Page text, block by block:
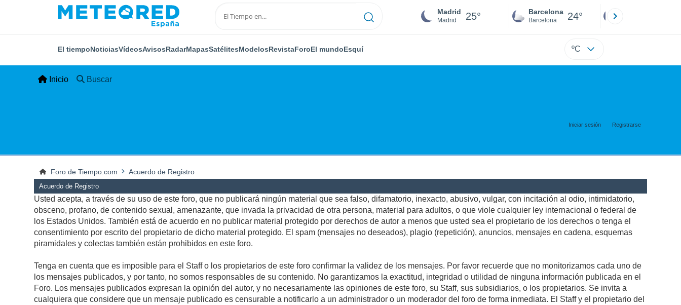
Madrid
Madrid 25° Barcelona
Barcelona 24°
El tiempoNoticiasVídeosAvisosRadarMapasSatélitesModelosRevistaForoEl mundoEsquí ºC
Inicio Buscar
Iniciar sesión Registrarse
Foro de Tiempo.com Acuerdo de Registro
Acuerdo de Registro
Usted acepta, a través de su uso de este foro, que no publicará ningún material que sea falso, difamatorio, inexacto, abusivo, vulgar, con incitación al odio, intimidatorio,
obsceno, profano, de contenido sexual, amenazante, que invada la privacidad de otra persona, material para adultos, o que viole cualquier ley internacional o federal de
los Estados Unidos. También está de acuerdo en no publicar material protegido por derechos de autor a menos que usted sea el propietario de los derechos o tenga el
consentimiento por escrito del propietario de dicho material protegido. El spam (mensajes no deseados), plagio (repetición), anuncios, mensajes en cadena, esquemas
piramidales y colectas también están prohibidos en este foro.
Tenga en cuenta que es imposible para el Staff o los propietarios de este foro confirmar la validez de los mensajes. Por favor recuerde que no monitorizamos cada uno de
los mensajes publicados, y por tanto, no somos responsables de su contenido. No garantizamos la exactitud, integridad o utilidad de ninguna información publicada en el
Foro. Los mensajes publicados expresan la opinión del autor, y no necesariamente las opiniones de este foro, su Staff, sus subsidiarios, o los propietarios. Se invita a
cualquiera que considere que un mensaje publicado es censurable a notificarlo a un administrador o un moderador del foro de forma inmediata. El Staff y el propietario del